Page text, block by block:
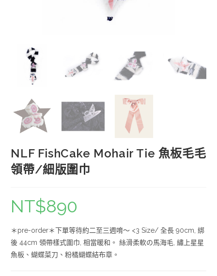
NLF FishCake Mohair Tie 魚板毛毛
領帶/細版圍巾
NT$890
＊pre-order＊下單等待約二至三週唷～ <3 Size/ 全長 90cm, 綁
後 44cm 領帶樣式圍巾, 相當暖和。 絲滑柔軟の馬海毛, 繡上星星
魚板、蝴蝶菜刀、粉橘蝴蝶結布章。